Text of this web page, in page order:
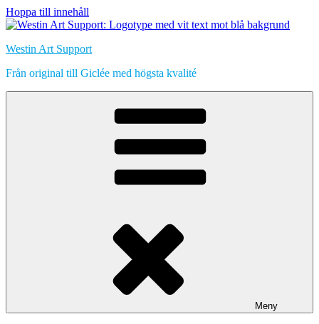
Hoppa till innehåll
Westin Art Support
Från original till Giclée med högsta kvalité
Meny